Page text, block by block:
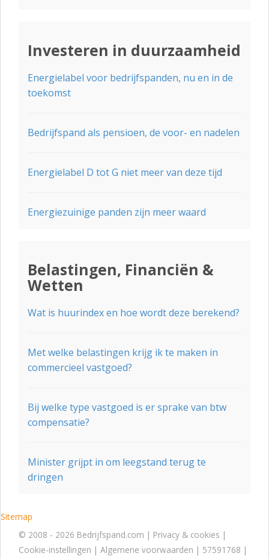
Investeren in duurzaamheid
Energielabel voor bedrijfspanden, nu en in de
toekomst
Bedrijfspand als pensioen, de voor- en nadelen
Energielabel D tot G niet meer van deze tijd
Energiezuinige panden zijn meer waard
Belastingen, Financiën &
Wetten
Wat is huurindex en hoe wordt deze berekend?
Met welke belastingen krijg ik te maken in
commercieel vastgoed?
Bij welke type vastgoed is er sprake van btw
compensatie?
Minister grijpt in om leegstand terug te
dringen
Sitemap
© 2008 - 2026 Bedrijfspand.com | Privacy & cookies |
Cookie-instellingen | Algemene voorwaarden | 57591768 |